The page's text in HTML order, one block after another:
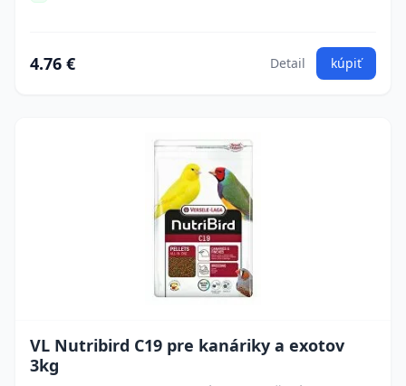
4.76 € Detail kúpiť
VL Nutribird C19 pre kanáriky a exotov
3kg